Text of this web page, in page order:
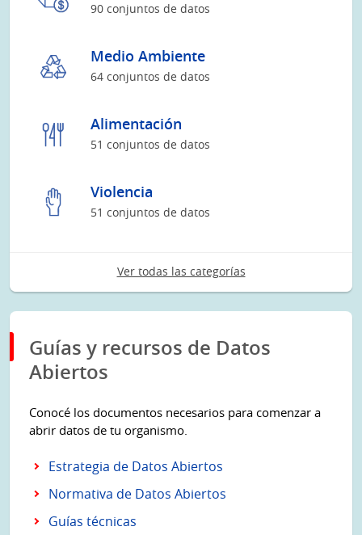
90 conjuntos de datos
Medio Ambiente
64 conjuntos de datos
Alimentación
51 conjuntos de datos
Violencia
51 conjuntos de datos
Ver todas las categorías
Guías y recursos de Datos
Abiertos
Conocé los documentos necesarios para comenzar a
abrir datos de tu organismo.
Estrategia de Datos Abiertos
Normativa de Datos Abiertos
Guías técnicas